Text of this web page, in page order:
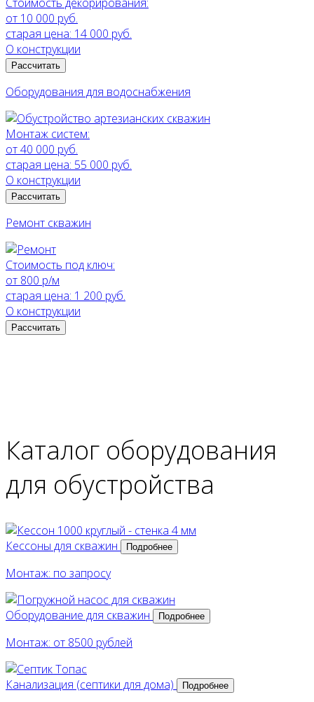
от 10 000 руб.
старая цена: 14 000 руб.
О конструкции
Рассчитать
Оборудования для водоснабжения
Монтаж систем:
от 40 000 руб.
старая цена: 55 000 руб.
О конструкции
Рассчитать
Ремонт скважин
Стоимость под ключ:
от 800 р/м
старая цена: 1 200 руб.
О конструкции
Рассчитать
Каталог оборудования
для обустройства
Кессоны для скважин Подробнее
Монтаж: по запросу
Оборудование для скважин Подробнее
Монтаж: от 8500 рублей
Канализация (септики для дома) Подробнее